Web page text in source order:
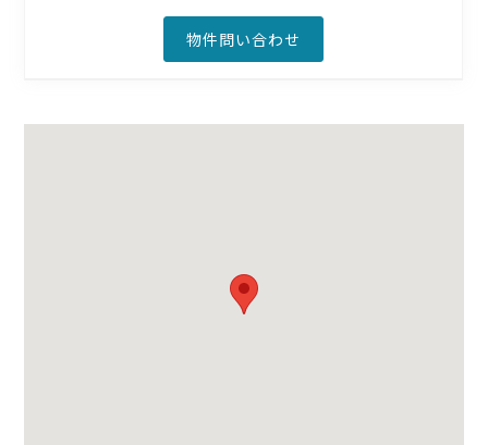
物件問い合わせ